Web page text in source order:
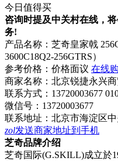
今日值得买
咨询时提及中关村在线，
务!
产品名称： 芝奇皇家戟
3600C18Q2-256GTRS）
参考价格： 价格面议 在线
商家名称： 北京锐捷永兴
联系方式： 13720003677
微信号： 13720003677
联系地址： 北京市海淀区
zol发送商家地址到手机
芝奇品牌介绍
芝奇国际(G.SKILL)成立於